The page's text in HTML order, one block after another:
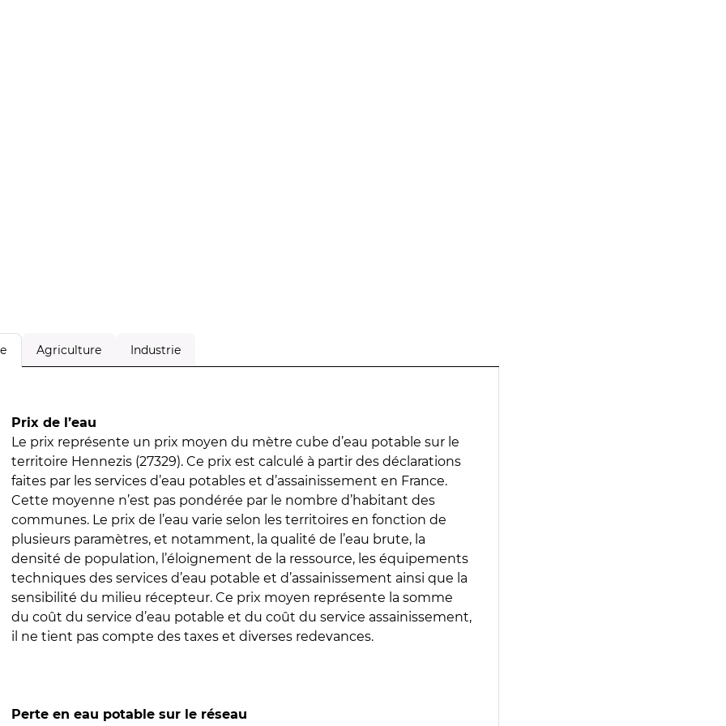
Agriculture Industrie
Prix de l’eau
Le prix représente un prix moyen du mètre cube d’eau potable sur le
territoire Hennezis (27329). Ce prix est calculé à partir des déclarations
faites par les services d’eau potables et d’assainissement en France.
Cette moyenne n’est pas pondérée par le nombre d’habitant des
communes. Le prix de l’eau varie selon les territoires en fonction de
plusieurs paramètres, et notamment, la qualité de l’eau brute, la
densité de population, l’éloignement de la ressource, les équipements
techniques des services d’eau potable et d’assainissement ainsi que la
sensibilité du milieu récepteur. Ce prix moyen représente la somme
du coût du service d’eau potable et du coût du service assainissement,
il ne tient pas compte des taxes et diverses redevances.
Perte en eau potable sur le réseau